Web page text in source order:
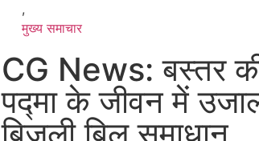
,
मुख्य समाचार​
CG News: बस्तर
पद्मा के जीवन में